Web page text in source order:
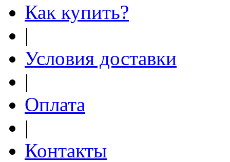
Как купить?
|
Условия доставки
|
Оплата
|
Контакты